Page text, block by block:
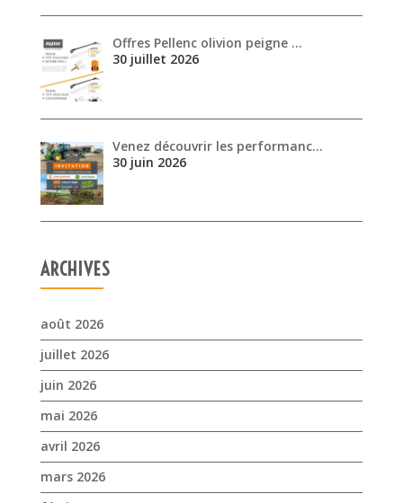
30 juin 2026
ARCHIVES
août 2026
juillet 2026
mai 2026
mars 2026
février 2026
janvier 2026
novembre 2025
octobre 2025
septembre 2025